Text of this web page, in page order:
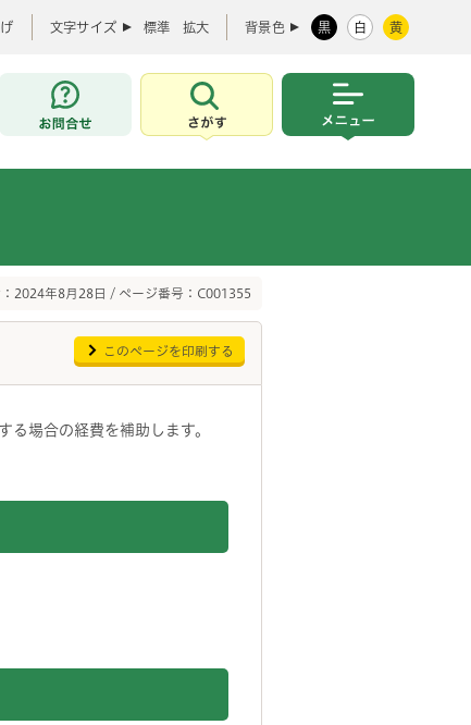
文字サイズ 標準 拡大 背景色 黒 白 黄
お問合せ
さがす
2024年8月28日 / ページ番号：C001355
このページを印刷する
場合の経費を補助します。